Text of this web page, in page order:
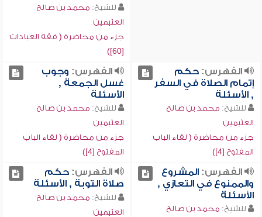
للشيخ: محمد بن صالح
العثيمين
جزء من محاضرة ( فقه العبادات
[60])
الفهرس:حكم
إتمام الصلاة في السفر
, الأسئلة
للشيخ: محمد بن صالح
العثيمين
جزء من محاضرة ( لقاء الباب
المفتوح [4])
الفهرس: وجوب
غسل الجمعة ,
الأسئلة
للشيخ: محمد بن صالح
العثيمين
جزء من محاضرة ( لقاء الباب
المفتوح [4])
الفهرس:المشروع
والممنوع في التعازي ,
الأسئلة
للشيخ: محمد بن صالح
الفهرس:حكم
صلاة التوبة , الأسئلة
للشيخ: محمد بن صالح
العثيمين